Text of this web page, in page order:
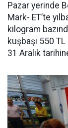
Pazar yerinde
Mark- ET’te
kilogram
kuşbaşı 550
31 Aralık